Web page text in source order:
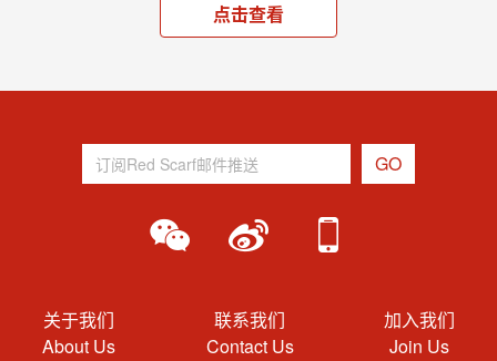
点击查看
关于我们
About Us
联系我们
Contact Us
加入我们
Join Us